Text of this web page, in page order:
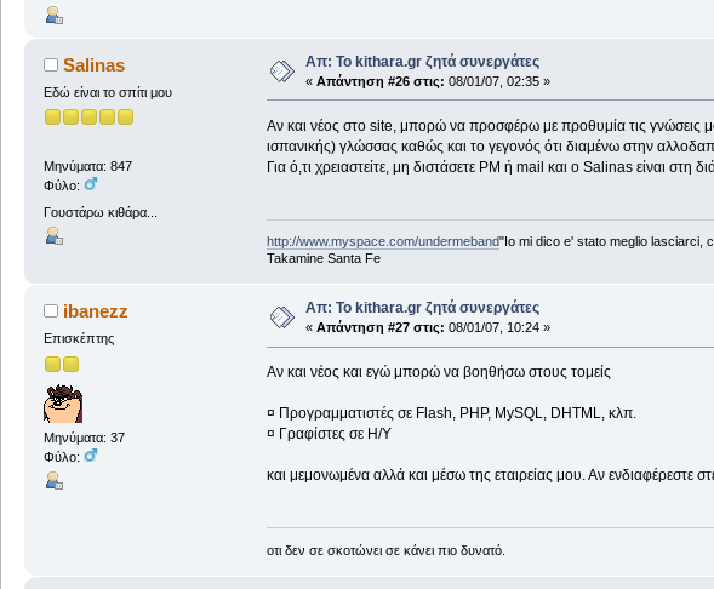
Salinas
Εδώ είναι το σπίτι μου
Μηνύματα: 847
Φύλο:
Γουστάρω κιθάρα...
Απ: Το kithara.gr ζητά συνεργάτες
« Απάντηση #26 στις: 08/01/07, 02:35 »
Αν και νέος στο site, μπορώ να προσφέρω με προθυμία τις γνώσεις
ισπανικής) γλώσσας καθώς και το γεγονός ότι διαμένω στην
Για ό,τι χρειαστείτε, μη διστάσετε ΡΜ ή mail και ο Salinas είναι στη
http://www.myspace.com/undermeband"Io mi dico e' stato meglio lasciarci,
Takamine Santa Fe
ibanezz
Επισκέπτης
Μηνύματα: 37
Φύλο:
Απ: Το kithara.gr ζητά συνεργάτες
« Απάντηση #27 στις: 08/01/07, 10:24 »
Αν και νέος και εγώ μπορώ να βοηθήσω στους τομείς
¤ Προγραμματιστές σε Flash, PHP, MySQL, DHTML, κλπ.
¤ Γραφίστες σε Η/Υ
και μεμονωμένα αλλά και μέσω της εταιρείας μου. Αν ενδιαφέρεστε
οτι δεν σε σκοτώνει σε κάνει πιο δυνατό.